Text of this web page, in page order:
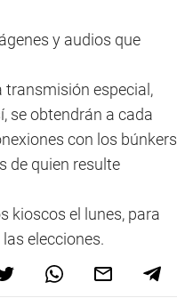
y audios que
transmisión especial,
se obtendrán a cada
con los búnkers
de quien resulte
kioscos el lunes, para
elecciones.